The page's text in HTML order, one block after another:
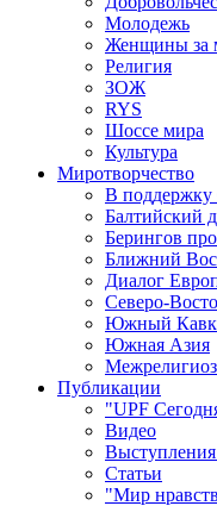
Молодежь
Женщины за
Религия
ЗОЖ
RYS
Шоссе мира
Культура
Миротворчество
В
Балтийский
Берингов
Ближний
Диалог
Северо-
Южный
Южная Азия
Публикации
"UPF
Видео
Выступления
Статьи
"Мир